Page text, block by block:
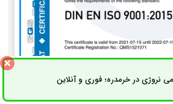
نروژی در خرمدره؛ فوری و آنلاینثبت سفارش